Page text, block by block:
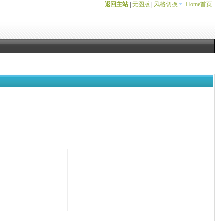
返回主站| 无图版 风格切换 Home首页